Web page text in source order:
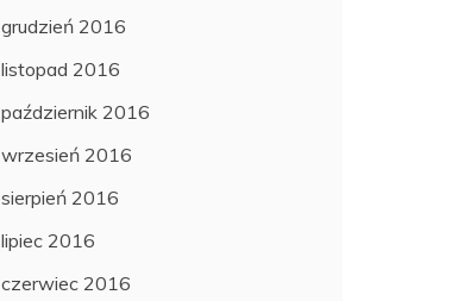
grudzień 2016
listopad 2016
październik 2016
wrzesień 2016
sierpień 2016
lipiec 2016
czerwiec 2016